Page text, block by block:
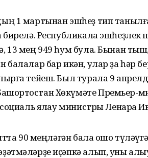
1 мартынан эшһеҙ тип
бирелә. Республикала эшһеҙлек
13 мең 949 һум була. Бынан
балалар бар икән, улар ҙа һәр
тейеш. Был турала 9
Хөкүмәте Премьер-
яҡлау министры Ленара
90 меңләгән бала ошо
иҫәпкә алып, уны